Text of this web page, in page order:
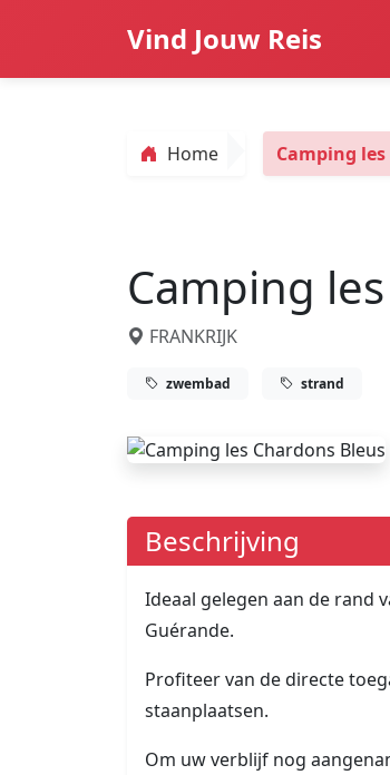
Vind Jouw Reis
Home Camping
Camping
FRANKRIJK
zwembad strand
Beschrijving
Ideaal gelegen aan de rand
Guérande.
Profiteer van de directe
staanplaatsen.
Om uw verblijf nog